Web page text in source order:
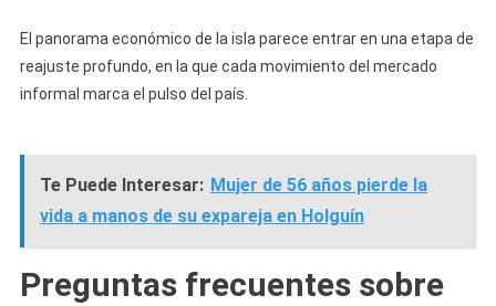
El panorama económico de la isla parece entrar en una etapa de
reajuste profundo, en la que cada movimiento del mercado
informal marca el pulso del país.
Te Puede Interesar: Mujer de 56 años pierde la
vida a manos de su expareja en Holguín
Preguntas frecuentes sobre